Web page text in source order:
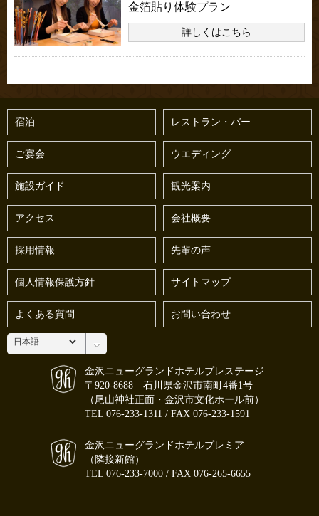
金箔貼り体験プラン
詳しくはこちら
宿泊 レストラン・バー
ご宴会 ウエディング
施設ガイド 観光案内
アクセス 会社概要
採用情報 先輩の声
個人情報保護方針 サイトマップ
よくある質問 お問い合わせ
金沢ニューグランドホテルプレステージ
〒920-8688 石川県金沢市南町4番1号
（尾山神社正面・金沢市文化ホール前）
TEL 076-233-1311 / FAX 076-233-1591
金沢ニューグランドホテルプレミア
（隣接新館）
TEL 076-233-7000 / FAX 076-265-6655